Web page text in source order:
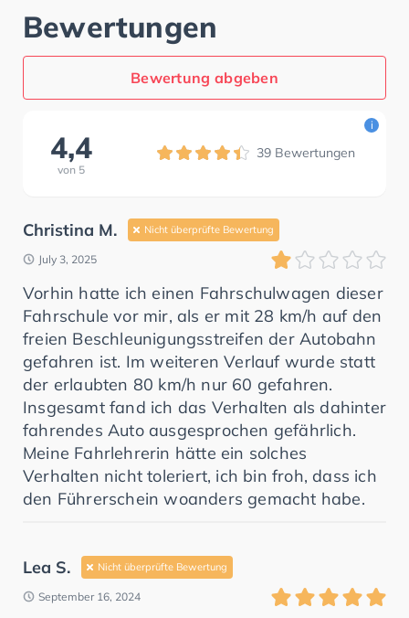
Bewertungen
Bewertung abgeben
4,4
von 5
39 Bewertungen
i
Christina M. Nicht überprüfte Bewertung
July 3, 2025
Vorhin hatte ich einen Fahrschulwagen dieser
Fahrschule vor mir, als er mit 28 km/h auf den
freien Beschleunigungsstreifen der Autobahn
gefahren ist. Im weiteren Verlauf wurde statt
der erlaubten 80 km/h nur 60 gefahren.
Insgesamt fand ich das Verhalten als dahinter
fahrendes Auto ausgesprochen gefährlich.
Meine Fahrlehrerin hätte ein solches
Verhalten nicht toleriert, ich bin froh, dass ich
den Führerschein woanders gemacht habe.
Lea S. Nicht überprüfte Bewertung
September 16, 2024